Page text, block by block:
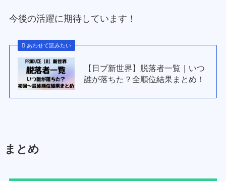
今後の活躍に期待しています！
あわせて読みたい
【日プ新世界】脱落者一覧｜いつ
誰が落ちた？全順位結果まとめ！
まとめ